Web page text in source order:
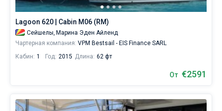
Lagoon 620 | Cabin M06 (RM)
Сейшелы, Марина Эден Айленд
Чартерная компания: VPM Bestsail - EIS Finance SARL
Кабин: 1 Год: 2015 Длина: 62 фт
От €2591